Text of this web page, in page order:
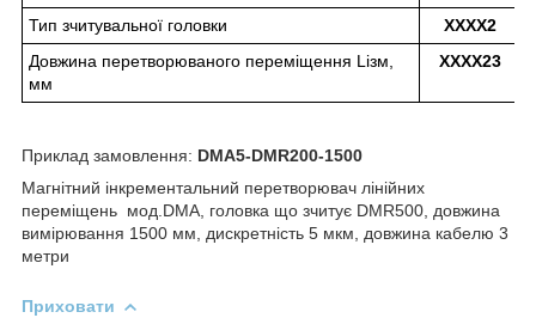
Тип зчитувальної головки XXXX2
Довжина перетворюваного переміщення Lізм,
мм
XXXX23
Приклад замовлення: DMA5-DMR200-1500
Магнітний інкрементальний перетворювач лінійних
переміщень мод.DMA, головка що зчитує DMR500, довжина
вимірювання 1500 мм, дискретність 5 мкм, довжина кабелю 3
метри
Приховати